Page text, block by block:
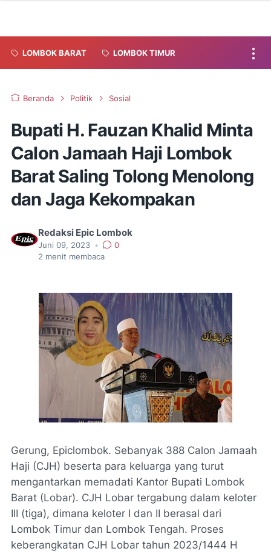
LOMBOK BARAT LOMBOK TIMUR
Beranda Politik Sosial
Bupati H. Fauzan Khalid Minta
Calon Jamaah Haji Lombok
Barat Saling Tolong Menolong
dan Jaga Kekompakan
Redaksi Epic Lombok
Juni 09, 2023 •
0
2 menit membaca
Gerung, Epiclombok. Sebanyak 388 Calon Jamaah
Haji (CJH) beserta para keluarga yang turut
mengantarkan memadati Kantor Bupati Lombok
Barat (Lobar). CJH Lobar tergabung dalam keloter
III (tiga), dimana keloter I dan II berasal dari
Lombok Timur dan Lombok Tengah. Proses
keberangkatan CJH Lobar tahun 2023/1444 H